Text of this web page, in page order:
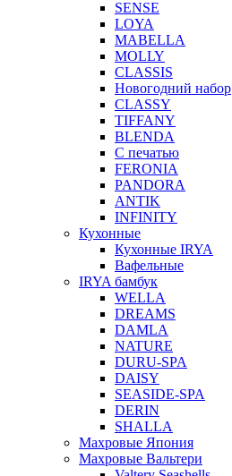
SENSE
LOYA
MABELLA
MOLLY
CLASSIS
Новогодний набор
CLASSY
TIFFANY
BLENDA
С печатью
FERONIA
PANDORA
ANTIK
INFINITY
Кухонные
Кухонные IRYA
Вафельные
IRYA бамбук
WELLA
DREAMS
DAMLA
NATURE
DURU-SPA
DAISY
SEASIDE-SPA
DERIN
SHALLA
Махровые Япония
Махровые Вальтери